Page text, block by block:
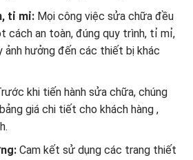
tỉ mỉ:Mọi công việc sửa chữa đều
cách an toàn, đúng quy trình, tỉ mỉ,
ảnh hưởng đến các thiết bị khác
khi tiến hành sửa chữa, chúng
giá chi tiết cho khách hàng ,
Cam kết sử dụng các trang thiết